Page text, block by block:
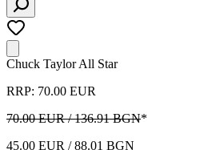
Chuck Taylor All Star
RRP: 70.00 EUR
70.00 EUR / 136.91 BGN*
45.00 EUR / 88.01 BGN